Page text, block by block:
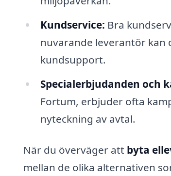
Kundservice: Bra
nuvarande leverantör
kundsupport.
Specialerbjudanden och
Fortum, erbjuder ofta
nyteckning av avtal.
När du överväger att byta
mellan de olika alternativen